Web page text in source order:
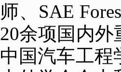
师、SAE
20余项国内
中国汽车工程